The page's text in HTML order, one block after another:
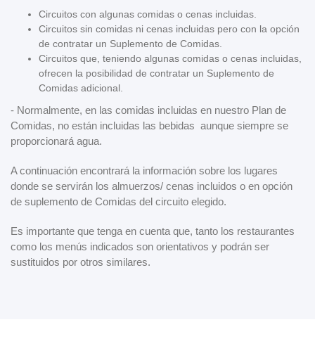
Circuitos con algunas comidas o cenas incluidas.
Circuitos sin comidas ni cenas incluidas pero con la opción
de contratar un Suplemento de Comidas.
Circuitos que, teniendo algunas comidas o cenas incluidas,
ofrecen la posibilidad de contratar un Suplemento de
Comidas adicional.
- Normalmente, en las comidas incluidas en nuestro Plan de
Comidas, no están incluidas las bebidas aunque siempre se
proporcionará agua.
A continuación encontrará la información sobre los lugares
donde se servirán los almuerzos/ cenas incluidos o en opción
de suplemento de Comidas del circuito elegido.
Es importante que tenga en cuenta que, tanto los restaurantes
como los menús indicados son orientativos y podrán ser
sustituidos por otros similares.